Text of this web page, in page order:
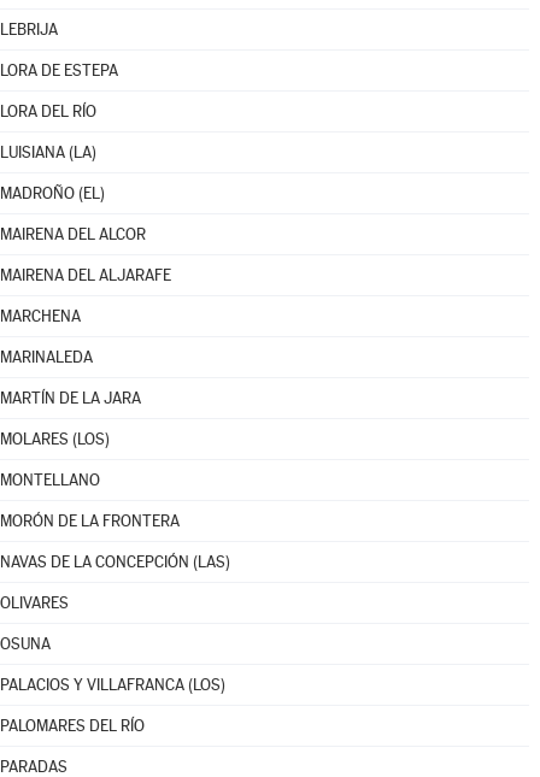
LEBRIJA
LORA DE ESTEPA
LORA DEL RÍO
LUISIANA (LA)
MADROÑO (EL)
MAIRENA DEL ALCOR
MAIRENA DEL ALJARAFE
MARCHENA
MARINALEDA
MARTÍN DE LA JARA
MOLARES (LOS)
MONTELLANO
MORÓN DE LA FRONTERA
NAVAS DE LA CONCEPCIÓN (LAS)
OLIVARES
OSUNA
PALACIOS Y VILLAFRANCA (LOS)
PALOMARES DEL RÍO
PARADAS